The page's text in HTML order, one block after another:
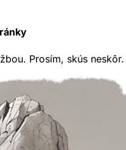
Prosím, skús neskôr.